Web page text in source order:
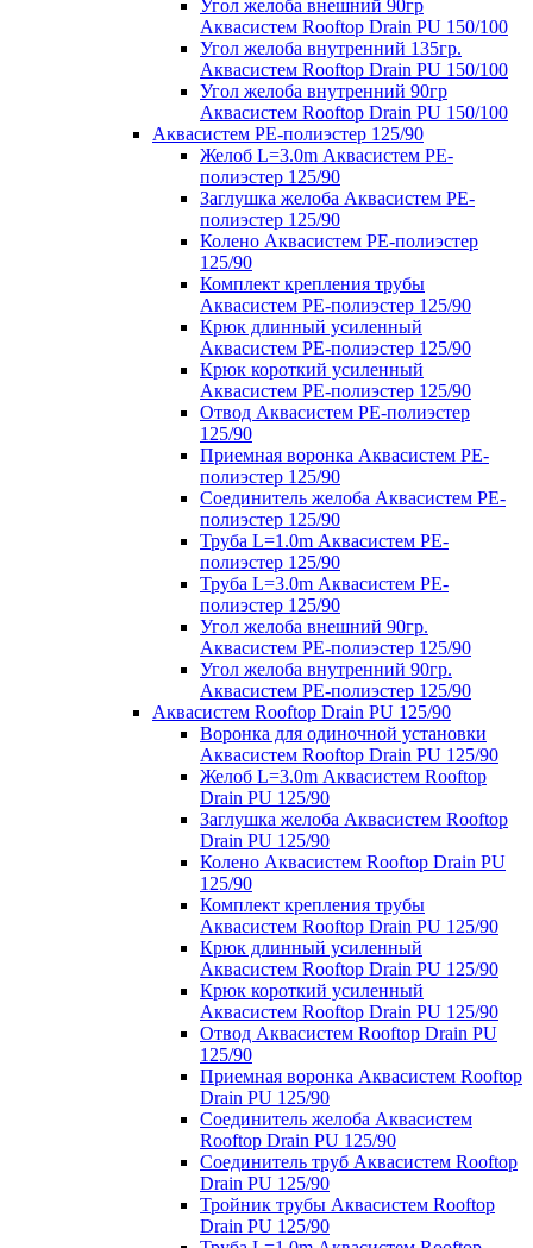
Угол желоба внешний 90гр
Аквасистем Rooftop Drain PU 150/100
Угол желоба внутренний 135гр.
Аквасистем Rooftop Drain PU 150/100
Угол желоба внутренний 90гр
Аквасистем Rooftop Drain PU 150/100
Аквасистем PE-полиэстер 125/90
Желоб L=3.0m Аквасистем PE-
полиэстер 125/90
Заглушка желоба Аквасистем PE-
полиэстер 125/90
Колено Аквасистем PE-полиэстер
125/90
Комплект крепления трубы
Аквасистем PE-полиэстер 125/90
Крюк длинный усиленный
Аквасистем PE-полиэстер 125/90
Крюк короткий усиленный
Аквасистем PE-полиэстер 125/90
Отвод Аквасистем РЕ-полиэстер
125/90
Приемная воронка Аквасистем PE-
полиэстер 125/90
Соединитель желоба Аквасистем PE-
полиэстер 125/90
Труба L=1.0m Аквасистем PE-
полиэстер 125/90
Труба L=3.0m Аквасистем PE-
полиэстер 125/90
Угол желоба внешний 90гр.
Аквасистем PE-полиэстер 125/90
Угол желоба внутренний 90гр.
Аквасистем PE-полиэстер 125/90
Аквасистем Rooftop Drain PU 125/90
Воронка для одиночной установки
Аквасистем Rooftop Drain PU 125/90
Желоб L=3.0m Аквасистем Rooftop
Drain PU 125/90
Заглушка желоба Аквасистем Rooftop
Drain PU 125/90
Колено Аквасистем Rooftop Drain PU
125/90
Комплект крепления трубы
Аквасистем Rooftop Drain PU 125/90
Крюк длинный усиленный
Аквасистем Rooftop Drain PU 125/90
Крюк короткий усиленный
Аквасистем Rooftop Drain PU 125/90
Отвод Аквасистем Rooftop Drain PU
125/90
Приемная воронка Аквасистем Rooftop
Drain PU 125/90
Соединитель желоба Аквасистем
Rooftop Drain PU 125/90
Соединитель труб Аквасистем Rooftop
Drain PU 125/90
Тройник трубы Аквасистем Rooftop
Drain PU 125/90